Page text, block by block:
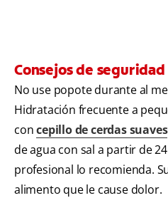
Consejos de
No use popote durante al
Hidratación frecuente a
concepillo de cerdas suaves
de agua con sal a partir de
profesional lo recomienda.
alimento que le cause dolor.